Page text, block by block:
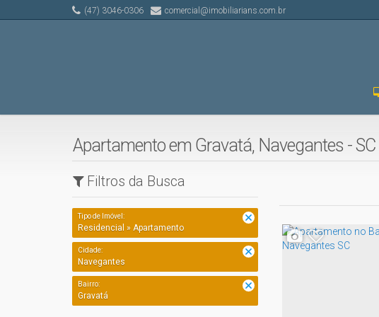
(47) 3046-0306 comercial@imobiliarians.com.br
Apartamento em Gravatá, Navegantes - SC
Filtros da Busca
Tipo de Imóvel:
Residencial » Apartamento
Cidade:
Navegantes
Bairro:
Gravatá